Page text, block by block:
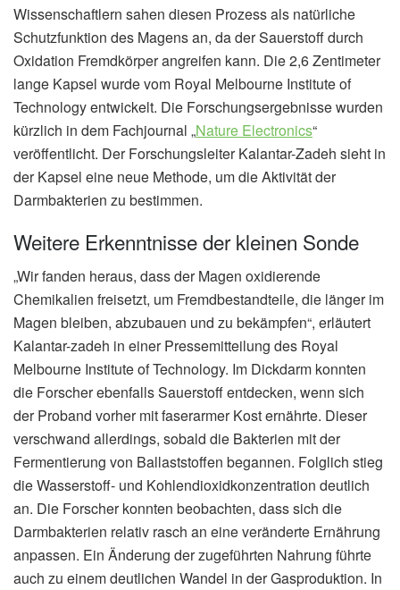
Wissenschaftlern sahen diesen Prozess als natürliche
Schutzfunktion des Magens an, da der Sauerstoff durch
Oxidation Fremdkörper angreifen kann. Die 2,6 Zentimeter
lange Kapsel wurde vom Royal Melbourne Institute of
Technology entwickelt. Die Forschungsergebnisse wurden
kürzlich in dem Fachjournal „Nature Electronics“
veröffentlicht. Der Forschungsleiter Kalantar-Zadeh sieht in
der Kapsel eine neue Methode, um die Aktivität der
Darmbakterien zu bestimmen.
Weitere Erkenntnisse der kleinen Sonde
„Wir fanden heraus, dass der Magen oxidierende
Chemikalien freisetzt, um Fremdbestandteile, die länger im
Magen bleiben, abzubauen und zu bekämpfen“, erläutert
Kalantar-zadeh in einer Pressemitteilung des Royal
Melbourne Institute of Technology. Im Dickdarm konnten
die Forscher ebenfalls Sauerstoff entdecken, wenn sich
der Proband vorher mit faserarmer Kost ernährte. Dieser
verschwand allerdings, sobald die Bakterien mit der
Fermentierung von Ballaststoffen begannen. Folglich stieg
die Wasserstoff- und Kohlendioxidkonzentration deutlich
an. Die Forscher konnten beobachten, dass sich die
Darmbakterien relativ rasch an eine veränderte Ernährung
anpassen. Ein Änderung der zugeführten Nahrung führte
auch zu einem deutlichen Wandel in der Gasproduktion. In